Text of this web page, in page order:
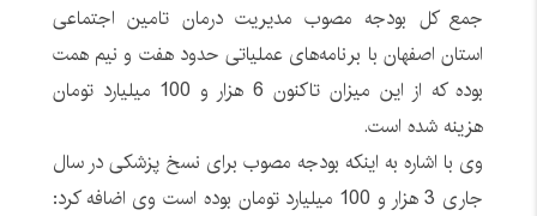
جمع کل بودجه مصوب مدیریت درمان تامین اجتماعی
استان اصفهان با برنامه‌های عملیاتی حدود هفت و نیم همت
بوده که از این میزان تاکنون 6 هزار و 100 میلیارد تومان
هزینه شده است.
وی با اشاره به اینکه بودجه مصوب برای نسخ پزشکی در سال
جاری 3 هزار و 100 میلیارد تومان بوده است وی اضافه کرد: